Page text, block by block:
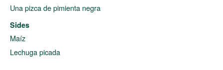
Una pizca de pimienta negra
Sides
Maíz
Lechuga picada